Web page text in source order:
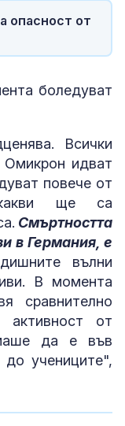
опасност от
боледуват
Всички
Омикрон идват
повече от
ще са
Смъртността
в Германия, е
вълни
В момента
сравнително
от
да е във
учениците",